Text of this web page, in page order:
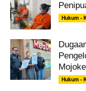
Hukum -
Hukum -